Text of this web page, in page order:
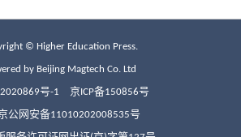
© Higher Education Press.
by Beijing Magtech Co. Ltd
号-1 京ICP备150856号
公网安备11010202008535号